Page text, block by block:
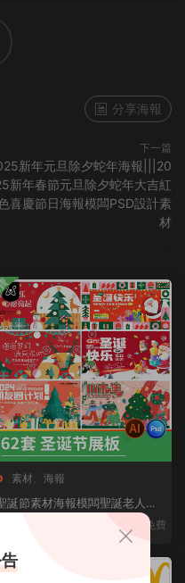
分享海報
下一篇
新年元旦除夕蛇年海報|||20
新年春節元旦除夕蛇年大吉紅
喜慶節日海報模闆PSD設計素
材
素材 海報
誕節素材海報模闆聖誕老人聖
誕樹節日展闆活動宣傳psd設計模
免費